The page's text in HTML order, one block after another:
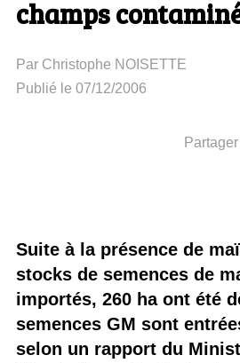
champs
Par Christophe NOISETTE
Publié le 07/12/2006
Partager
Suite à la présence de
stocks de semences de
importés, 260 ha ont été
semences GM sont
selon un rapport du